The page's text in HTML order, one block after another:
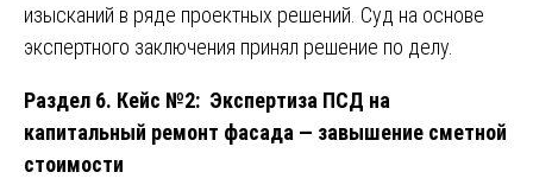
изысканий в ряде проектных решений. Суд на основе
экспертного заключения принял решение по делу.
Раздел 6. Кейс №2: Экспертиза ПСД на
капитальный ремонт фасада — завышение сметной
стоимости